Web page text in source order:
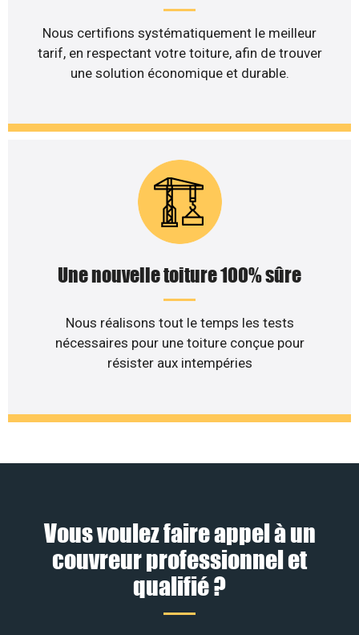
Nous certifions systématiquement le meilleur
tarif, en respectant votre toiture, afin de trouver
une solution économique et durable.
Une nouvelle toiture 100% sûre
Nous réalisons tout le temps les tests
nécessaires pour une toiture conçue pour
résister aux intempéries
Vous voulez faire appel à un
couvreur professionnel et
qualifié ?